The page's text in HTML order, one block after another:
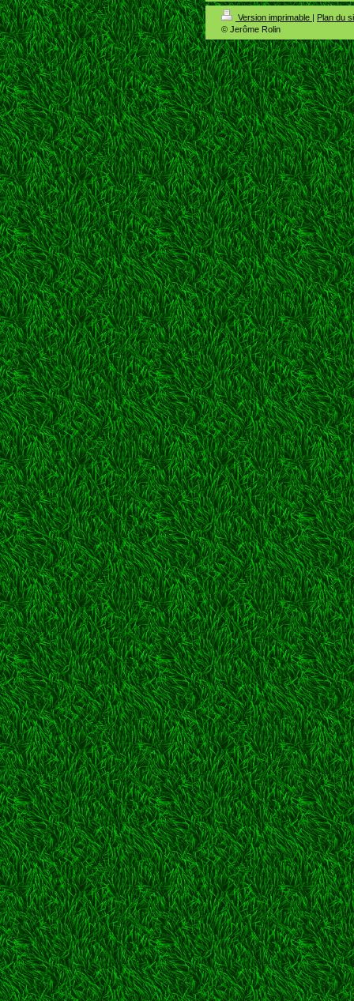
Version imprimable
Plan du
© Jerôme Rolin